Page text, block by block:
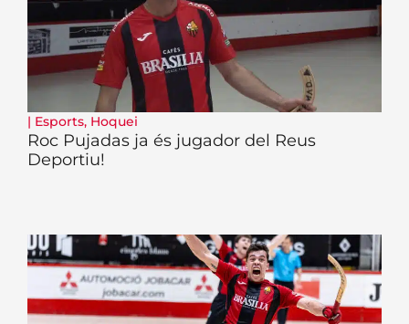
| Esports, Hoquei
Roc Pujadas ja és jugador del Reus
Deportiu!